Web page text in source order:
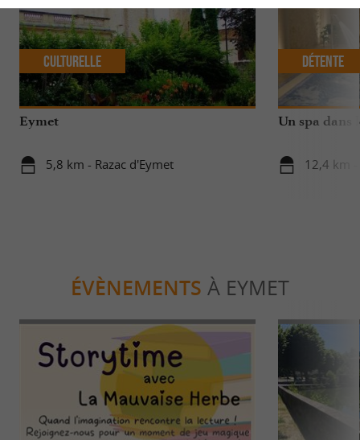
Eymet
5,8 km - Razac d'Eymet
Culturelle
Un spa dans
12,4 km
Détente
ÉVÈNEMENTS À EYMET